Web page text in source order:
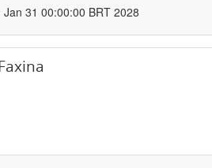
31 00:00:00 BRT 2028